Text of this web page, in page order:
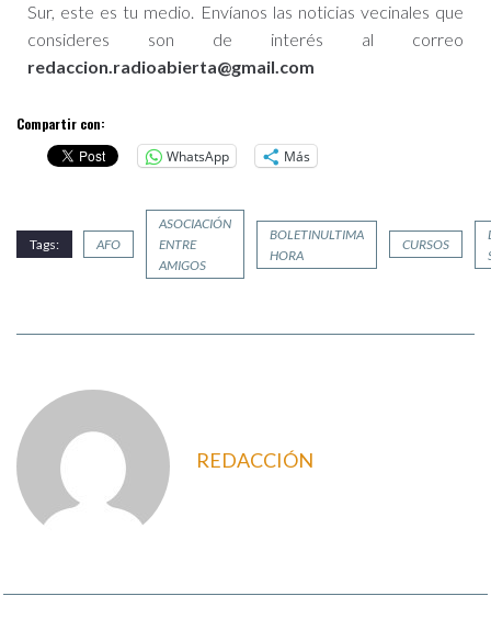
Sur, este es tu medio. Envíanos las noticias vecinales que
consideres son de interés al correo
redaccion.radioabierta@gmail.com
Compartir con:
WhatsApp
Más
Tags: AFO
ASOCIACIÓN
ENTRE
AMIGOS
BOLETINULTIMA
HORA
CURSOS
REDACCIÓN